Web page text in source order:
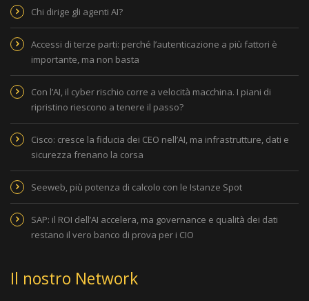
Chi dirige gli agenti AI?
Accessi di terze parti: perché l’autenticazione a più fattori è
importante, ma non basta
Con l’AI, il cyber rischio corre a velocità macchina. I piani di
ripristino riescono a tenere il passo?
Cisco: cresce la fiducia dei CEO nell’AI, ma infrastrutture, dati e
sicurezza frenano la corsa
Seeweb, più potenza di calcolo con le Istanze Spot
SAP: il ROI dell’AI accelera, ma governance e qualità dei dati
restano il vero banco di prova per i CIO
Il nostro Network